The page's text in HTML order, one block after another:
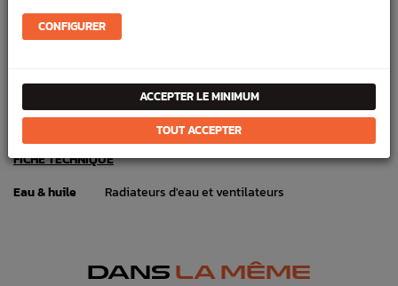
DÉTAILS DU PRODUIT
VÉHICULES COMPATIBLE
FICHE TECHNIQUE
Eau & huile
Radiateurs d'eau et ventilateurs
DANS LA MÊME
CONFIGURER
ACCEPTER LE MINIMUM
TOUT ACCEPTER